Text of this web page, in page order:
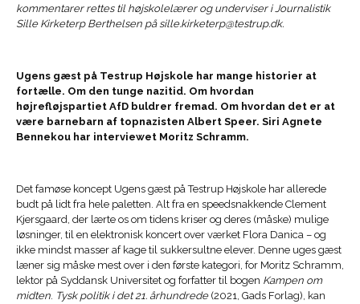
kommentarer rettes til højskolelærer og underviser i Journalistik
Sille Kirketerp Berthelsen på sille.kirketerp@testrup.dk.
Ugens gæst på Testrup Højskole har mange historier at
fortælle. Om den tunge nazitid. Om hvordan
højrefløjspartiet AfD buldrer fremad. Om hvordan det er at
være barnebarn af topnazisten Albert Speer. Siri Agnete
Bennekou har interviewet Moritz Schramm.
Det famøse koncept Ugens gæst på Testrup Højskole har allerede
budt på lidt fra hele paletten. Alt fra en speedsnakkende Clement
Kjersgaard, der lærte os om tidens kriser og deres (måske) mulige
løsninger, til en elektronisk koncert over værket Flora Danica – og
ikke mindst masser af kage til sukkersultne elever. Denne uges gæst
læner sig måske mest over i den første kategori, for Moritz Schramm,
lektor på Syddansk Universitet og forfatter til bogen Kampen om
midten. Tysk politik i det 21. århundrede(2021, Gads Forlag), kan